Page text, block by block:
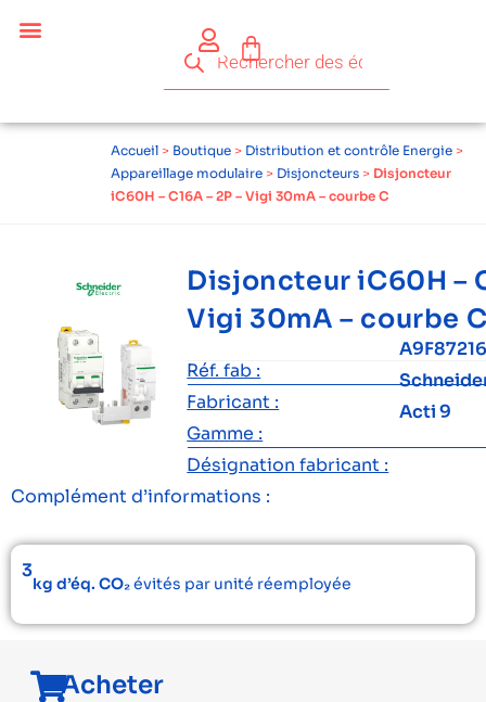
Accueil > Boutique > Distribution et contrôle Energie >
Appareillage modulaire > Disjoncteurs > Disjoncteur
iC60H – C16A – 2P – Vigi 30mA – courbe C
Disjoncteur iC60H –
Vigi 30mA – courbe
Réf. fab :
Fabricant :
Gamme :
Acti 9
Désignation fabricant :
Complément d’informations :
3
kg d’éq. CO₂évités par unité réemployée
Acheter